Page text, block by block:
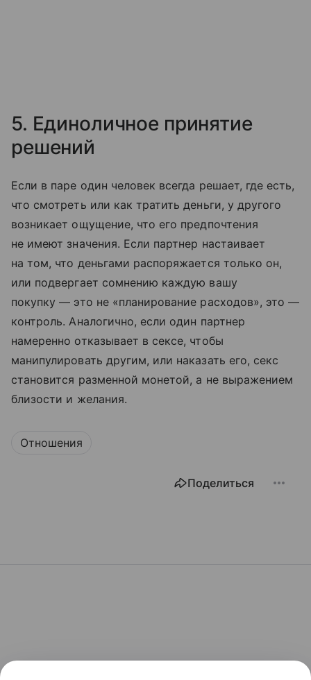
5. Единоличное принятие
решений
Если в паре один человек всегда решает, где есть,
что смотреть или как тратить деньги, у другого
возникает ощущение, что его предпочтения
не имеют значения. Если партнер настаивает
на том, что деньгами распоряжается только он,
или подвергает сомнению каждую вашу
покупку — это не «планирование расходов», это —
контроль. Аналогично, если один партнер
намеренно отказывает в сексе, чтобы
манипулировать другим, или наказать его, секс
становится разменной монетой, а не выражением
близости и желания.
Отношения
Поделиться